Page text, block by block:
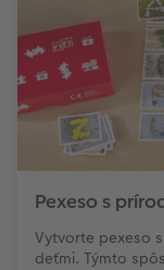
Pexeso s
Vytvorte pexeso
deťmi. Týmto